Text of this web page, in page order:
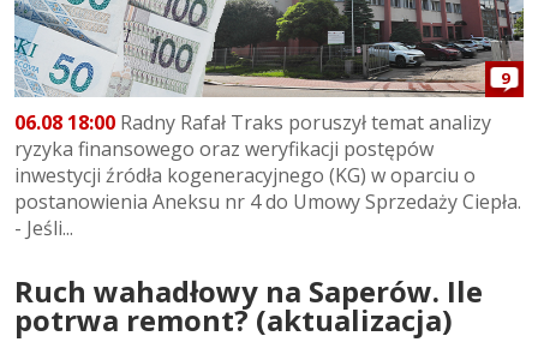
9
06.08 18:00 Radny Rafał Traks poruszył temat analizy
ryzyka finansowego oraz weryfikacji postępów
inwestycji źródła kogeneracyjnego (KG) w oparciu o
postanowienia Aneksu nr 4 do Umowy Sprzedaży Ciepła.
- Jeśli...
Ruch wahadłowy na Saperów. Ile
potrwa remont? (aktualizacja)